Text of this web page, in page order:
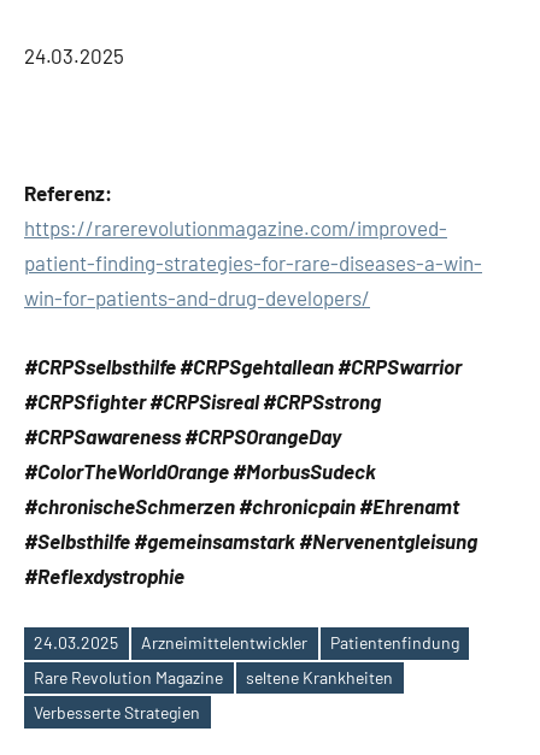
24.03.2025
Referenz:
https://rarerevolutionmagazine.com/improved-
patient-finding-strategies-for-rare-diseases-a-win-
win-for-patients-and-drug-developers/
#CRPSselbsthilfe #CRPSgehtallean #CRPSwarrior
#CRPSfighter #CRPSisreal #CRPSstrong
#CRPSawareness #CRPSOrangeDay
#ColorTheWorldOrange #MorbusSudeck
#chronischeSchmerzen #chronicpain #Ehrenamt
#Selbsthilfe #gemeinsamstark #Nervenentgleisung
#Reflexdystrophie
Schlagwörter
24.03.2025 Arzneimittelentwickler
Patientenfindung
Rare Revolution Magazine
seltene Krankheiten
Verbesserte Strategien